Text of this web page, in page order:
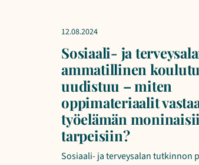
12.08.2024
Sosiaali- ja
ammatillinen
uudistuu – miten
oppimateriaalit
työelämän
tarpeisiin?
Sosiaali- ja terveysalan tutkinnon